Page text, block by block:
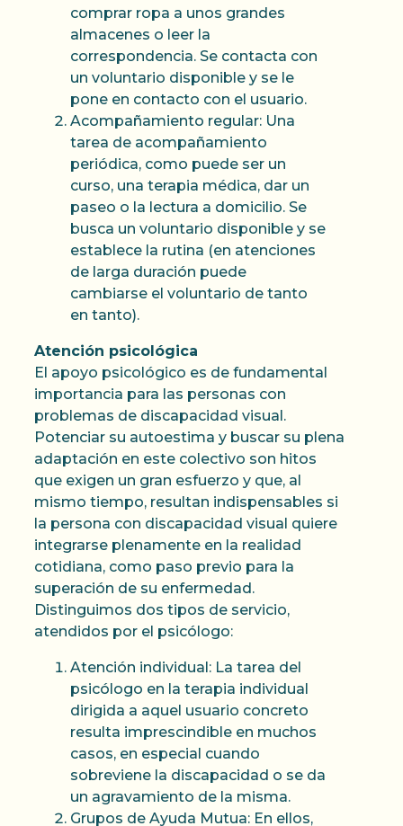
comprar ropa a unos grandes
almacenes o leer la
correspondencia. Se contacta con
un voluntario disponible y se le
pone en contacto con el usuario.
Acompañamiento regular: Una
tarea de acompañamiento
periódica, como puede ser un
curso, una terapia médica, dar un
paseo o la lectura a domicilio. Se
busca un voluntario disponible y se
establece la rutina (en atenciones
de larga duración puede
cambiarse el voluntario de tanto
en tanto).
Atención psicológica
El apoyo psicológico es de fundamental
importancia para las personas con
problemas de discapacidad visual.
Potenciar su autoestima y buscar su plena
adaptación en este colectivo son hitos
que exigen un gran esfuerzo y que, al
mismo tiempo, resultan indispensables si
la persona con discapacidad visual quiere
integrarse plenamente en la realidad
cotidiana, como paso previo para la
superación de su enfermedad.
Distinguimos dos tipos de servicio,
atendidos por el psicólogo:
Atención individual: La tarea del
psicólogo en la terapia individual
dirigida a aquel usuario concreto
resulta imprescindible en muchos
casos, en especial cuando
sobreviene la discapacidad o se da
un agravamiento de la misma.
Grupos de Ayuda Mutua: En ellos,